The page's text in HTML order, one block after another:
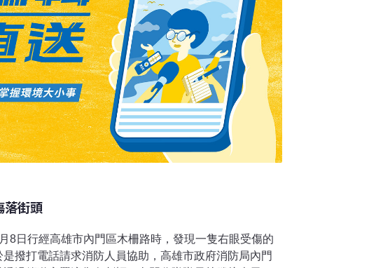
落街頭
8日行經高雄市內門區木柵路時，發現一隻右眼受傷的
撥打電話請求消防人員協助，高雄市政府消防局內門